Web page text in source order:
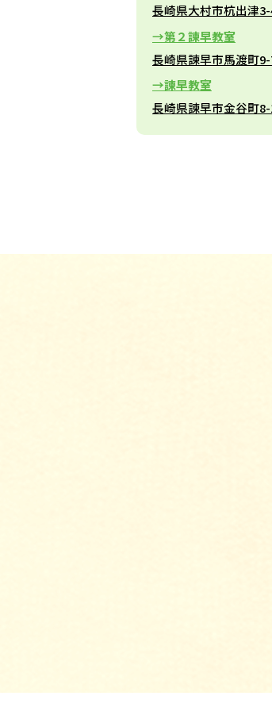
長崎県大村市杭出津
第２諫早教室
長崎県諫早市馬渡町
諫早教室
長崎県諫早市金谷町